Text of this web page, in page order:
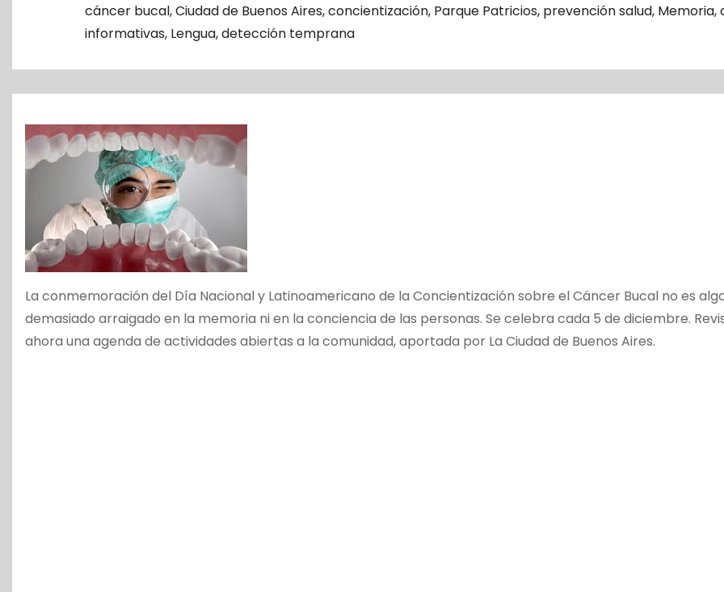
cáncer bucal,Ciudad de Buenos Aires,concientización, Parque Patricios, prevención salud, Memoria,
informativas, Lengua,detección temprana
La conmemoración del Día Nacional y Latinoamericano de la Concientización sobre el Cáncer Bucal no es
demasiado arraigado en la memoria ni en la conciencia de las personas. Se celebra cada 5 de diciembre.
ahora una agenda de actividades abiertas a la comunidad, aportada por La Ciudad de Buenos Aires.